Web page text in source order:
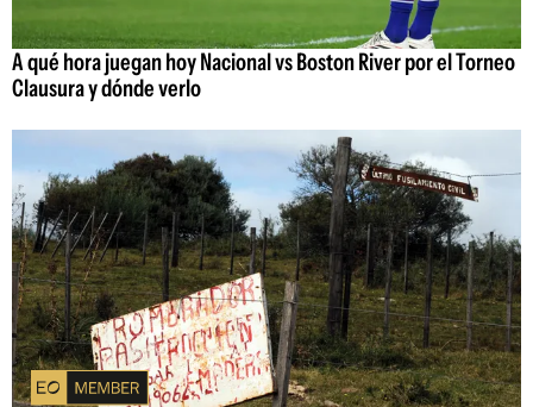
A qué hora juegan hoy Nacional vs Boston River por el Torneo
Clausura y dónde verlo